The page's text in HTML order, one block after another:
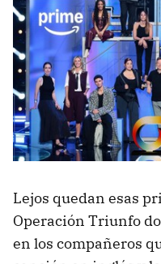
Lejos quedan esas
Operación Triunfo
en los compañeros